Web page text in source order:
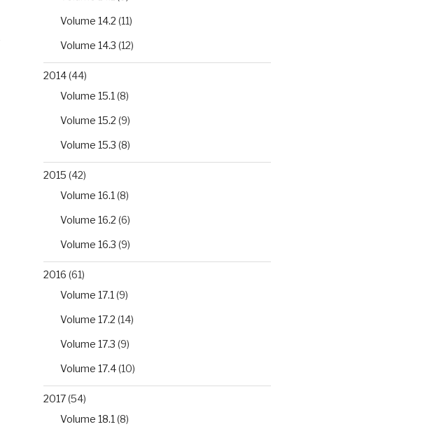
Volume 14.2 (11)
Volume 14.3 (12)
2014(44)
Volume 15.1 (8)
Volume 15.2 (9)
Volume 15.3 (8)
2015 (42)
Volume 16.1 (8)
Volume 16.2 (6)
Volume 16.3 (9)
2016 (61)
Volume 17.1 (9)
Volume 17.2 (14)
Volume 17.3 (9)
Volume 17.4(10)
2017(54)
Volume 18.1 (8)